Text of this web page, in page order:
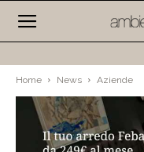
Home News Aziende